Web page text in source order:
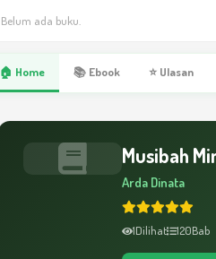
Belum ada buku.
🏠 Home 📚 Ebook ⭐ Ulasan
Musibah
Arda Dinata
1Dilihat 120Bab